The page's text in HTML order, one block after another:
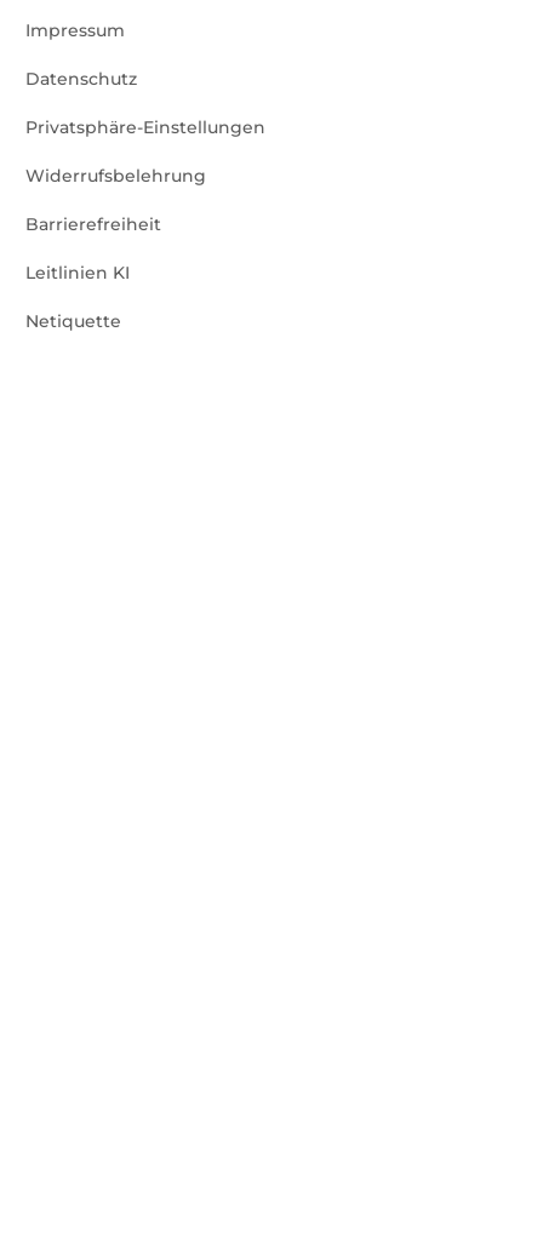
Impressum
Datenschutz
Privatsphäre-Einstellungen
Widerrufsbelehrung
Barrierefreiheit
Leitlinien KI
Netiquette